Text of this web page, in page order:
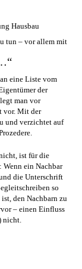
tun – vor allem mit
eine Liste vom
der
man vor
vor. Mit der
und verzichtet auf
ist für die
ein Nachbar
die Unterschrift
so
den Nachbarn zu
– einen Einfluss
nicht.